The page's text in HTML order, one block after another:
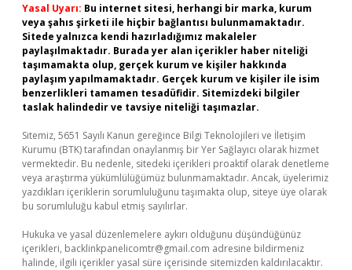
Yasal Uyarı: Bu internet sitesi, herhangi bir marka, kurum
veya şahıs şirketi ile hiçbir bağlantısı bulunmamaktadır.
Sitede yalnızca kendi hazırladığımız makaleler
paylaşılmaktadır. Burada yer alan içerikler haber niteliği
taşımamakta olup, gerçek kurum ve kişiler hakkında
paylaşım yapılmamaktadır. Gerçek kurum ve kişiler ile isim
benzerlikleri tamamen tesadüfidir. Sitemizdeki bilgiler
taslak halindedir ve tavsiye niteliği taşımazlar.
Sitemiz, 5651 Sayılı Kanun gereğince Bilgi Teknolojileri ve İletişim
Kurumu (BTK) tarafından onaylanmış bir Yer Sağlayıcı olarak hizmet
vermektedir. Bu nedenle, sitedeki içerikleri proaktif olarak denetleme
veya araştırma yükümlülüğümüz bulunmamaktadır. Ancak, üyelerimiz
yazdıkları içeriklerin sorumluluğunu taşımakta olup, siteye üye olarak
bu sorumluluğu kabul etmiş sayılırlar.
Hukuka ve yasal düzenlemelere aykırı olduğunu düşündüğünüz
içerikleri, backlinkpanelicomtr@gmail.com adresine bildirmeniz
halinde, ilgili içerikler yasal süre içerisinde sitemizden kaldırılacaktır.